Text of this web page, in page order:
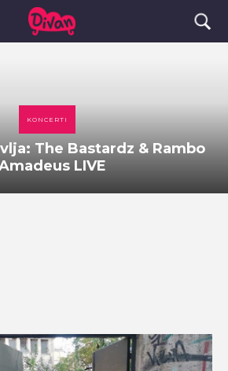
KONCERTI
The Bastardz & Rambo
LIVE